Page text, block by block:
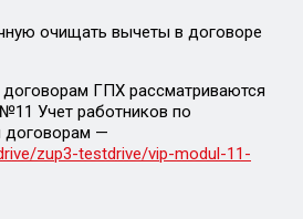
очищать вычеты в договоре
ГПХ рассматриваются
Учет работников по
договорам —
zup3-testdrive/vip-modul-11-